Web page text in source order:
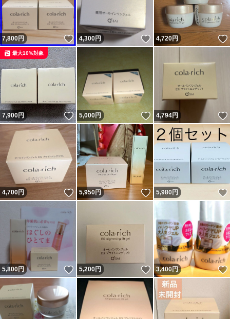
7,800円 いいね！
4,300円 いいね！
4,720円
7,900円 いいね！
最大10%対象
5,000円 いいね！
4,794円
4,700円 いいね！
5,950円 いいね！
5,980円
5,800円 いいね！
5,200円 いいね！
3,400円